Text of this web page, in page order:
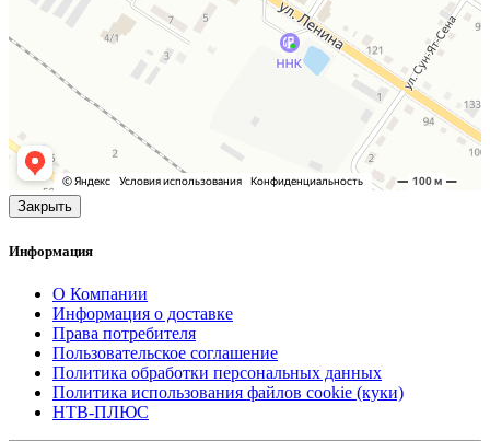
Закрыть
Информация
О Компании
Информация о доставке
Права потребителя
Пользовательское соглашение
Политика обработки персональных данных
Политика использования файлов cookie (куки)
НТВ-ПЛЮС